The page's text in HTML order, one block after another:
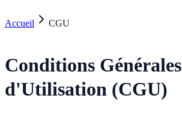
Accueil CGU
Conditions Générales
d'Utilisation (CGU)